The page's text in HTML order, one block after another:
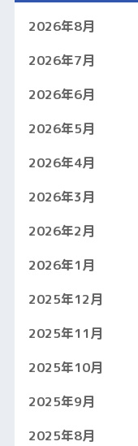
2026年8月
2026年7月
2026年6月
2026年5月
2026年4月
2026年3月
2026年2月
2026年1月
2025年12月
2025年11月
2025年10月
2025年9月
2025年8月